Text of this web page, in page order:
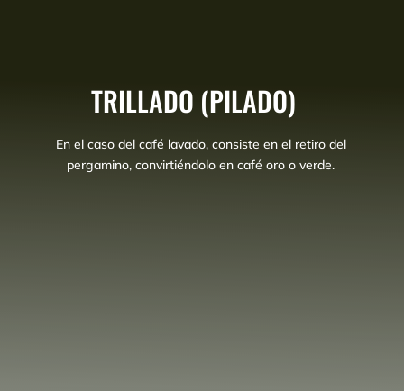
TRILLADO (PILADO)
En el caso del café lavado, consiste en el retiro del
pergamino, convirtiéndolo en café oro o verde.